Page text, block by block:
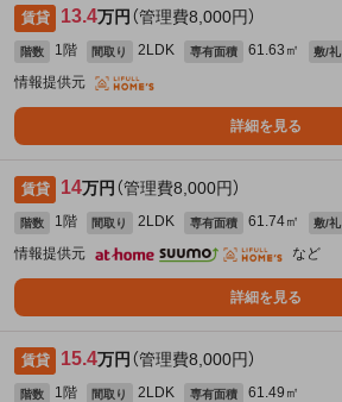
賃貸 13.4万円 （管理費8,000円）
階数 1階 間取り 2LDK 専有面積 61.63㎡ 敷/礼
情報提供元
詳細を見る
賃貸 14万円 （管理費8,000円）
階数 1階 間取り 2LDK 専有面積 61.74㎡ 敷/礼
情報提供元
など
詳細を見る
賃貸 15.4万円 （管理費8,000円）
階数 1階 間取り 2LDK 専有面積 61.49㎡